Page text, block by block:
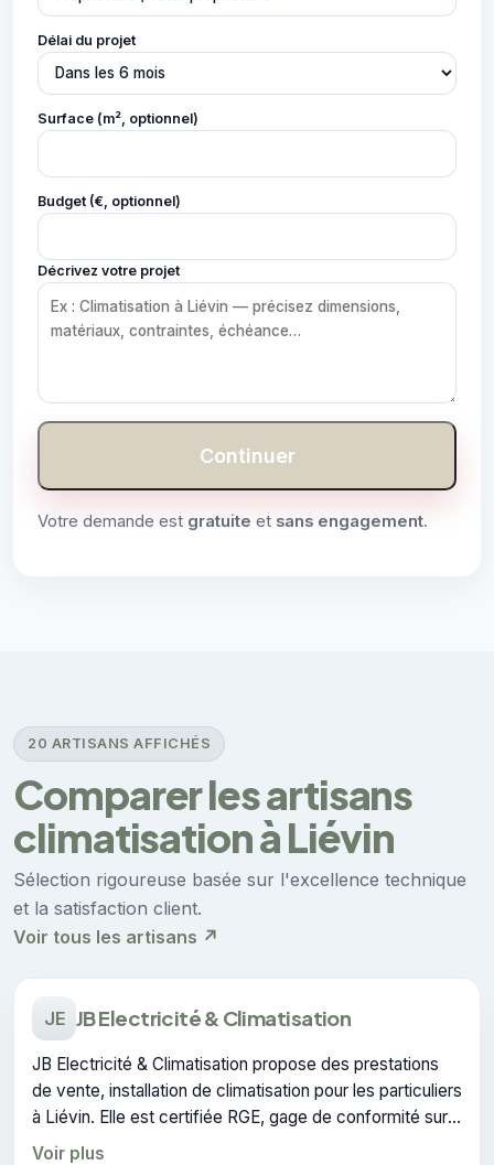
Délai du projet
Surface (m², optionnel)
Budget (€, optionnel)
Décrivez votre projet
Continuer
Votre demande est gratuite et sans engagement.
20 ARTISANS AFFICHÉS
Comparer les artisans
climatisation à Liévin
Sélection rigoureuse basée sur l'excellence technique
et la satisfaction client.
Voir tous les artisans ↗
JE JB Electricité & Climatisation
JB Electricité & Climatisation propose des prestations
de vente, installation de climatisation pour les particuliers
à Liévin. Elle est certifiée RGE, gage de conformité sur
les interventions réalisées.
Voir plus